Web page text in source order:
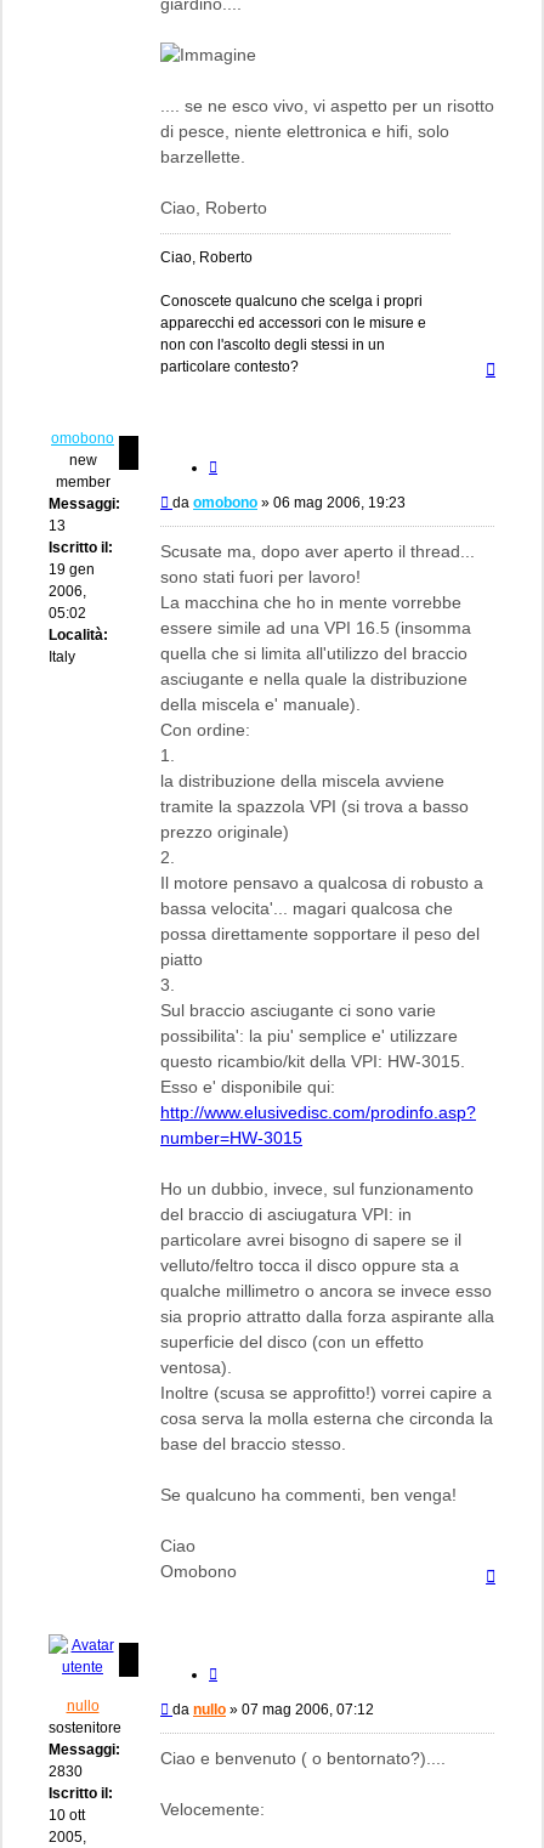
.... se ne esco vivo, vi aspetto per un risotto
di pesce, niente elettronica e hifi, solo
barzellette.
Ciao, Roberto
Ciao, Roberto
Conoscete qualcuno che scelga i propri
apparecchi ed accessori con le misure e
non con l'ascolto degli stessi in un
particolare contesto?
omobono
new
member
Messaggi:
13
Iscritto il:
19 gen
2006,
05:02
Località:
Italy
Messaggio
da omobono » 06 mag 2006, 19:23
Scusate ma, dopo aver aperto il thread...
sono stati fuori per lavoro!
La macchina che ho in mente vorrebbe
essere simile ad una VPI 16.5 (insomma
quella che si limita all'utilizzo del braccio
asciugante e nella quale la distribuzione
della miscela e' manuale).
Con ordine:
1.
la distribuzione della miscela avviene
tramite la spazzola VPI (si trova a basso
prezzo originale)
2.
Il motore pensavo a qualcosa di robusto a
bassa velocita'... magari qualcosa che
possa direttamente sopportare il peso del
piatto
3.
Sul braccio asciugante ci sono varie
possibilita': la piu' semplice e' utilizzare
questo ricambio/kit della VPI: HW-3015.
Esso e' disponibile qui:
http://www.elusivedisc.com/prodinfo.asp?
number=HW-3015
Ho un dubbio, invece, sul funzionamento
del braccio di asciugatura VPI: in
particolare avrei bisogno di sapere se il
velluto/feltro tocca il disco oppure sta a
qualche millimetro o ancora se invece esso
sia proprio attratto dalla forza aspirante alla
superficie del disco (con un effetto
ventosa).
Inoltre (scusa se approfitto!) vorrei capire a
cosa serva la molla esterna che circonda la
base del braccio stesso.
Se qualcuno ha commenti, ben venga!
Ciao
Omobono
nullo
sostenitore
Messaggi:
2830
Iscritto il:
10 ott
2005,
Messaggio
da nullo » 07 mag 2006, 07:12
Ciao e benvenuto ( o bentornato?)....
Velocemente: